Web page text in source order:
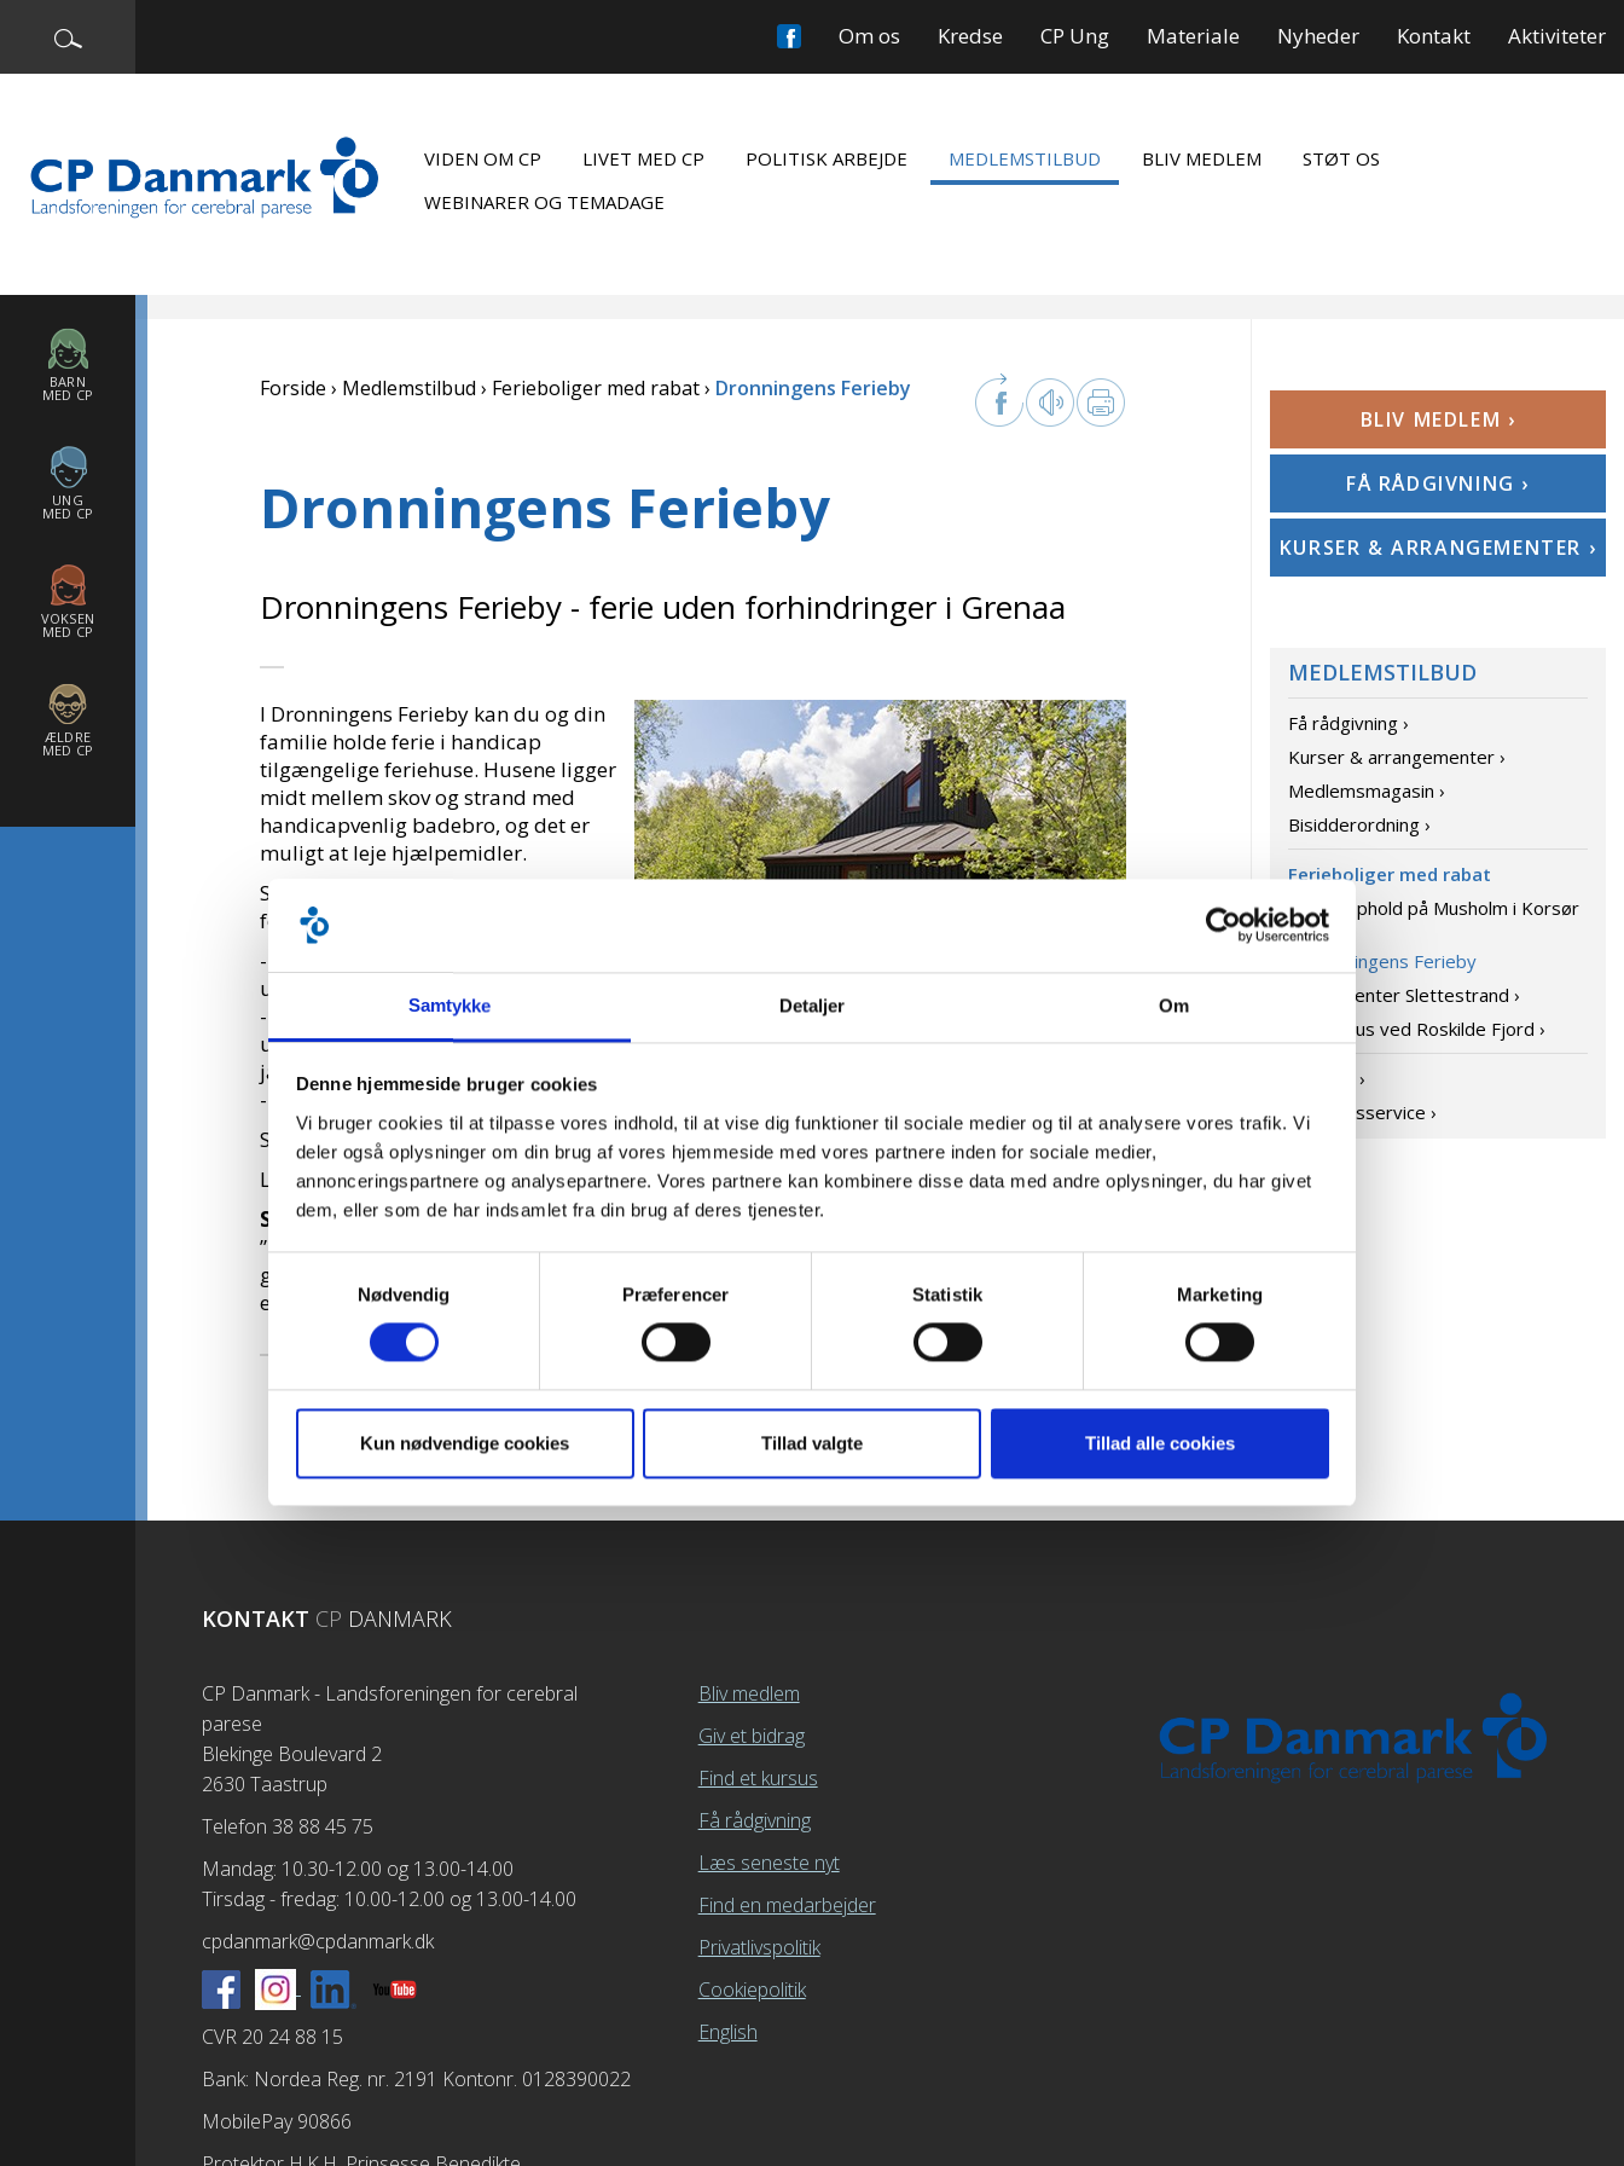
Samtykke Detaljer Om
Denne hjemmeside bruger cookies
Vi bruger cookies til at tilpasse vores indhold, til at vise dig funktioner til sociale medier og til at analysere vores trafik. Vi
deler også oplysninger om din brug af vores hjemmeside med vores partnere inden for sociale medier,
annonceringspartnere og analysepartnere. Vores partnere kan kombinere disse data med andre oplysninger, du har givet
dem, eller som de har indsamlet fra din brug af deres tjenester.
Nødvendig
Præferencer Statistik Marketing
Kun nødvendige cookies Tillad valgte Tillad alle cookies
Om os Kredse CP Ung Materiale Nyheder Kontakt Aktiviteter
VIDEN OM CP LIVET MED CP POLITISK ARBEJDE MEDLEMSTILBUD BLIV MEDLEM
STØT OS
WEBINARER OG TEMADAGE
BARN
MED CP
UNG
MED CP
VOKSEN
MED CP
ÆLDRE
MED CP
Forside Medlemstilbud Ferieboliger med rabat Dronningens Ferieby
Dronningens Ferieby
Dronningens Ferieby - ferie uden forhindringer i Grenaa
I Dronningens Ferieby kan du og din
familie holde ferie i handicap
tilgængelige feriehuse. Husene ligger
midt mellem skov og strand med
handicapvenlig badebro, og det er
muligt at leje hjælpemidler.
Som medlem af CP Danmark får du
følgende rabatter:
- 15 % på gældende priser for
ugeophold dog
- 20 % på gældende priser for
ugeophold i november, december,
januar, februar og marts måneder
- 5 % på gældende priser ved ophold under 3 overnatninger
Slutrengøring og WIFI er med i prisen - energiforbrug betales efter forbrug.
Læs meget mere og book feriehusene på: www.dronningensferieby.dk
Sådan booker du med rabat:Når du booker et feriehus, skal du skrive teksten
”Medlemsnummer CP Danmark (indsæt dit medlemsnummer)” i kommentar-feltet under
gæsteinformation. Den korrekte pris med rabat vil fremgå af den ordrebekræftelse, du
efterfølgende modtager.
Sidst opdateret:3. november 2022 kl.14:34
BLIV MEDLEM ›
FÅ RÅDGIVNING ›
KURSER & ARRANGEMENTER ›
MEDLEMSTILBUD
Få rådgivning ›
Kurser & arrangementer ›
Medlemsmagasin ›
Bisidderordning ›
Ferieboliger med rabat
Ferieophold på Musholm i Korsør
›
Dronningens Ferieby
Feriecenter Slettestrand ›
Feriehus ved Roskilde Fjord ›
Legater ›
Medlemsservice ›
KONTAKT CP DANMARK
CP Danmark - Landsforeningen for cerebral
parese
Blekinge Boulevard 2
2630 Taastrup
Telefon 38 88 45 75
Mandag: 10.30-12.00 og 13.00-14.00
Tirsdag - fredag: 10.00-12.00 og 13.00-14.00
cpdanmark@cpdanmark.dk
CVR 20 24 88 15
Bank: Nordea Reg. nr. 2191 Kontonr. 0128390022
MobilePay 90866
Bliv medlem
Giv et bidrag
Find et kursus
Få rådgivning
Læs seneste nyt
Find en medarbejder
Privatlivspolitik
Cookiepolitik
English